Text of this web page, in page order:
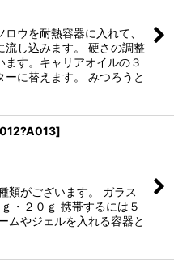
ウを耐熱容器に入れて、
流し込みます。 硬さの調整
ます。キャリアオイルの３
に替えます。 みつろうと
]
類がございます。 ガラス
・２０ｇ 携帯するには５
ムやジェルを入れる容器と